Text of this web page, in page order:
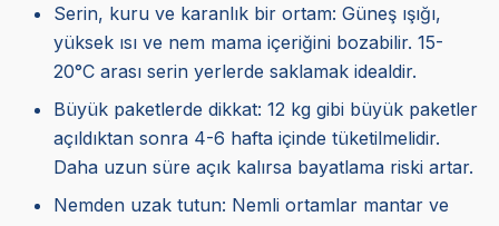
Serin, kuru ve karanlık bir ortam: Güneş ışığı,
yüksek ısı ve nem mama içeriğini bozabilir. 15-
20°C arası serin yerlerde saklamak idealdir.
Büyük paketlerde dikkat: 12 kg gibi büyük paketler
açıldıktan sonra 4-6 hafta içinde tüketilmelidir.
Daha uzun süre açık kalırsa bayatlama riski artar.
Nemden uzak tutun: Nemli ortamlar mantar ve